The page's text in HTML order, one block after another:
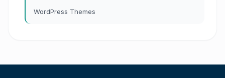
WordPress Themes